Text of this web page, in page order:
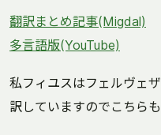
翻訳まとめ記事(Migdal)
多言語版(YouTube)
私フィユスはフェルヴェ
訳していますのでこちら